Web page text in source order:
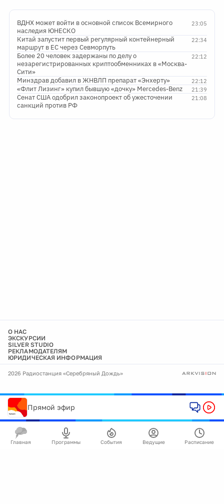
23:05
ВДНХ может войти в основной список Всемирного
наследия ЮНЕСКО
22:34
Китай запустит первый регулярный контейнерный
маршрут в ЕС через Севморпуть
22:12
Более 20 человек задержаны по делу о
незарегистрированных криптообменниках в «Москва-
Сити»
22:12
Минздрав добавил в ЖНВЛП препарат «Энхерту»
21:39
«Флит Лизинг» купил бывшую «дочку» Mercedes-Benz
21:08
Сенат США одобрил законопроект об ужесточении
санкций против РФ
О НАС
ЭКСКУРСИИ
SILVER STUDIO
РЕКЛАМОДАТЕЛЯМ
ЮРИДИЧЕСКАЯ ИНФОРМАЦИЯ
2026 Радиостанция «Серебряный Дождь»
Прямой эфир
Главная Программы События Ведущие Расписание